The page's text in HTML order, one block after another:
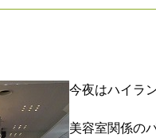
今夜はハイラ
美容室関係の